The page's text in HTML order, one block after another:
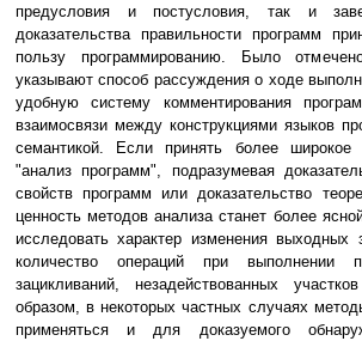
предусловия и постусловия, так и
доказательства правильности программ
пользу программированию. Было
указывают способ рассуждения о ходе
удобную систему комментирования
взаимосвязи между конструкциями языков
семантикой. Если принять более широкое
"анализ программ", подразумевая
свойств программ или доказательство
ценность методов анализа станет более
исследовать характер изменения выходных
количество операций при выполнении
зацикливаний, незадействованных
образом, в некоторых частных случаях
применяться и для доказуемого